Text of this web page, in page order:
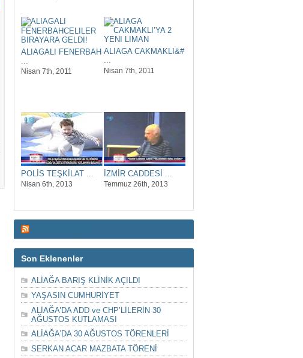
ALIAGALI FENERBAH
...
Nisan 7th, 2011
ALIAGA CAKMAKLI&#
...
Nisan 7th, 2011
POLİS TEŞKİLAT ...
Nisan 6th, 2013
İZMİR CADDESİ ...
Temmuz 26th, 2013
Son Eklenenler
ALİAĞA BARIŞ KLİNİK AÇILDI
YAŞASIN CUMHURİYET
ALİAĞA’DA ADD ve CHP’LİLERİN 30
AĞUSTOS KUTLAMASI
ALİAĞA’DA 30 AĞUSTOS TÖRENLERİ
SERKAN ACAR MAZBATA TÖRENİ